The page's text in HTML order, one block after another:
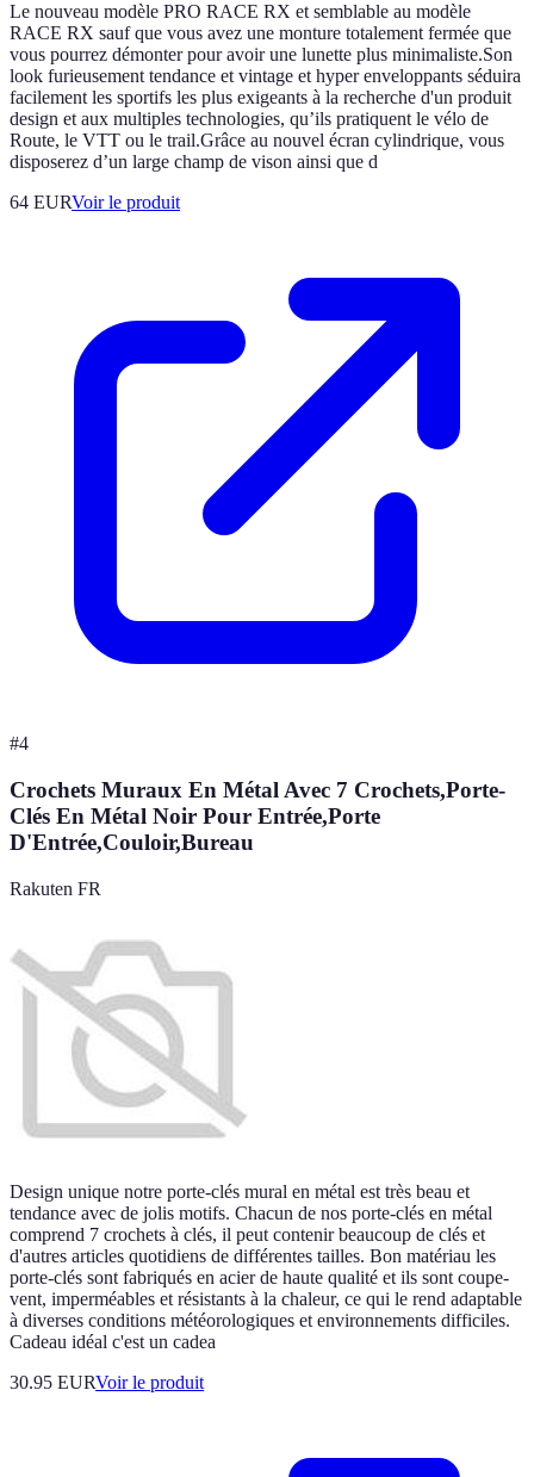
Le nouveau modèle PRO RACE RX et semblable au modèle
RACE RX sauf que vous avez une monture totalement fermée que
vous pourrez démonter pour avoir une lunette plus minimaliste.Son
look furieusement tendance et vintage et hyper enveloppants séduira
facilement les sportifs les plus exigeants à la recherche d'un produit
design et aux multiples technologies, qu’ils pratiquent le vélo de
Route, le VTT ou le trail.Grâce au nouvel écran cylindrique, vous
disposerez d’un large champ de vison ainsi que d
64 EURVoir le produit
#4
Crochets Muraux En Métal Avec 7 Crochets,Porte-
Clés En Métal Noir Pour Entrée,Porte
D'Entrée,Couloir,Bureau
Rakuten FR
Design unique notre porte-clés mural en métal est très beau et
tendance avec de jolis motifs. Chacun de nos porte-clés en métal
comprend 7 crochets à clés, il peut contenir beaucoup de clés et
d'autres articles quotidiens de différentes tailles. Bon matériau les
porte-clés sont fabriqués en acier de haute qualité et ils sont coupe-
vent, imperméables et résistants à la chaleur, ce qui le rend adaptable
à diverses conditions météorologiques et environnements difficiles.
Cadeau idéal c'est un cadea
30.95 EURVoir le produit